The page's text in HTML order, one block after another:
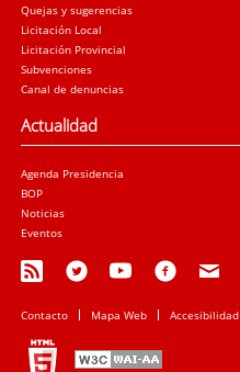
Quejas y sugerencias
Licitación Local
Licitación Provincial
Subvenciones
Canal de denuncias
Actualidad
Agenda Presidencia
BOP
Noticias
Eventos
Contacto Mapa Web Accesibilidad